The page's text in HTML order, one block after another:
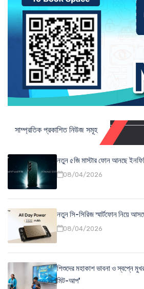
সাম্প্রতিক প্রকাশিত নিউজ সমূহ
নতুন ৫জি মাস্টার ফোন আনছে
08/04/2026
নতুন সি-সিরিজ স্মার্টফোন নিয়ে
08/04/2026
শিশুদের মহাকাশ ভাবনা ও স্বপ্নে
মিট-আপ'